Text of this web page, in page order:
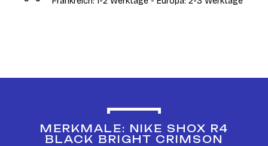
MERKMALE: NIKE SHOX R4
BLACK BRIGHT CRIMSON